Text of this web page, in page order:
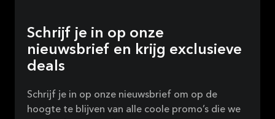
Schrijf je in op onze
nieuwsbrief en krijg exclusieve
deals
Schrijf je in op onze nieuwsbrief om op de
hoogte te blijven van alle coole promo’s die we